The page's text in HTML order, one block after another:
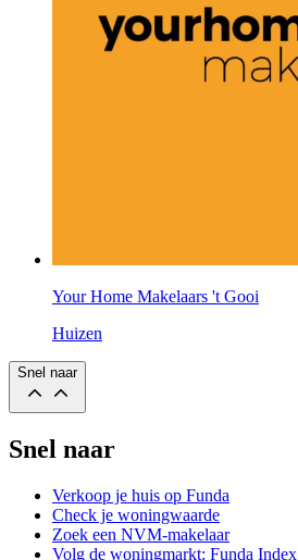
Your Home Makelaars 't Gooi
Huizen
Snel naar
Snel naar
Verkoop je huis op Funda
Check je woningwaarde
Zoek een NVM-makelaar
Volg de woningmarkt: Funda Index